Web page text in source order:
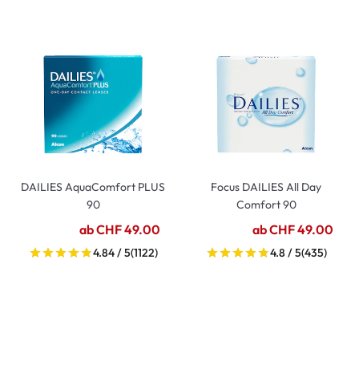
DAILIES AquaComfort PLUS
90
ab CHF 49.00
4.84 / 5(1122)
Focus DAILIES All Day
Comfort 90
ab CHF 49.00
4.8 / 5(435)